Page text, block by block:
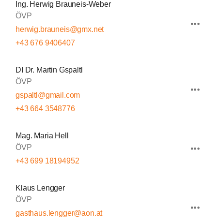
Ing. Herwig Brauneis-Weber
ÖVP
herwig.brauneis@gmx.net
+43 676 9406407
DI Dr. Martin Gspaltl
ÖVP
gspaltl@gmail.com
+43 664 3548776
Mag. Maria Hell
ÖVP
+43 699 18194952
Klaus Lengger
ÖVP
gasthaus.lengger@aon.at